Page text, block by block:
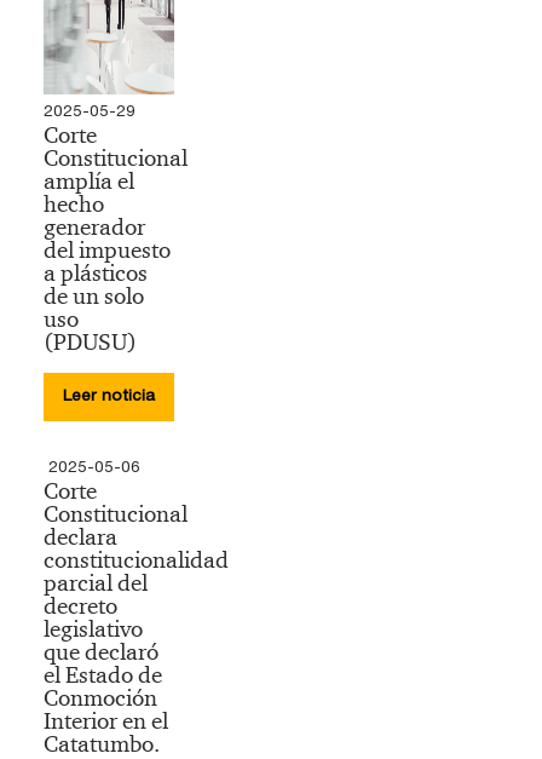
2025-05-29
Corte
Constitucional
amplía el
hecho
generador
del impuesto
a plásticos
de un solo
uso
(PDUSU)
Leer noticia
2025-05-06
Corte
Constitucional
declara
constitucionalidad
parcial del
decreto
legislativo
que declaró
el Estado de
Conmoción
Interior en el
Catatumbo.